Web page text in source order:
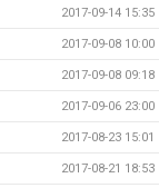
2017-09-14 15:35
2017-09-08 10:00
2017-09-08 09:18
2017-09-06 23:00
2017-08-23 15:01
2017-08-21 18:53